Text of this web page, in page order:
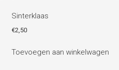
Sinterklaas
€2,50
Toevoegen aan winkelwagen